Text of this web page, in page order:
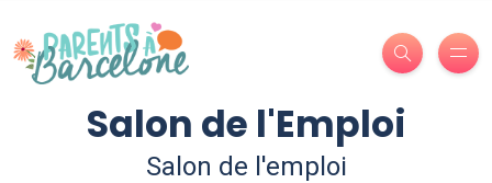
Salon de l'Emploi
Salon de l'emploi